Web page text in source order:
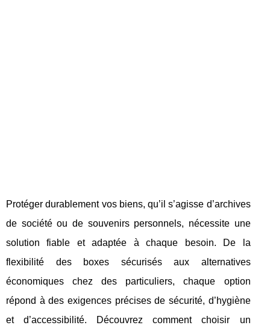
Protéger durablement vos biens, qu’il s’agisse d’archives
de société ou de souvenirs personnels, nécessite une
solution fiable et adaptée à chaque besoin. De la
flexibilité des boxes sécurisés aux alternatives
économiques chez des particuliers, chaque option
répond à des exigences précises de sécurité, d’hygiène
et d’accessibilité. Découvrez comment choisir un